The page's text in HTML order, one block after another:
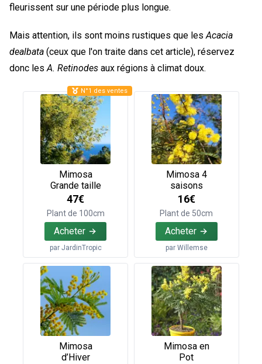
fleurissent sur une période plus longue.
Mais attention, ils sont moins rustiques que lesAcacia
dealbata (ceux que l'on traite dans cet article), réservez
donc lesA. Retinodes aux régions à climat doux.
Mimosa
Grande taille
47€
Plant de 100cm
Acheter
par JardinTropic
N°1 des ventes
Mimosa 4
saisons
16€
Plant de 50cm
Acheter
par Willemse
Mimosa
d’Hiver
Mimosa en
Pot